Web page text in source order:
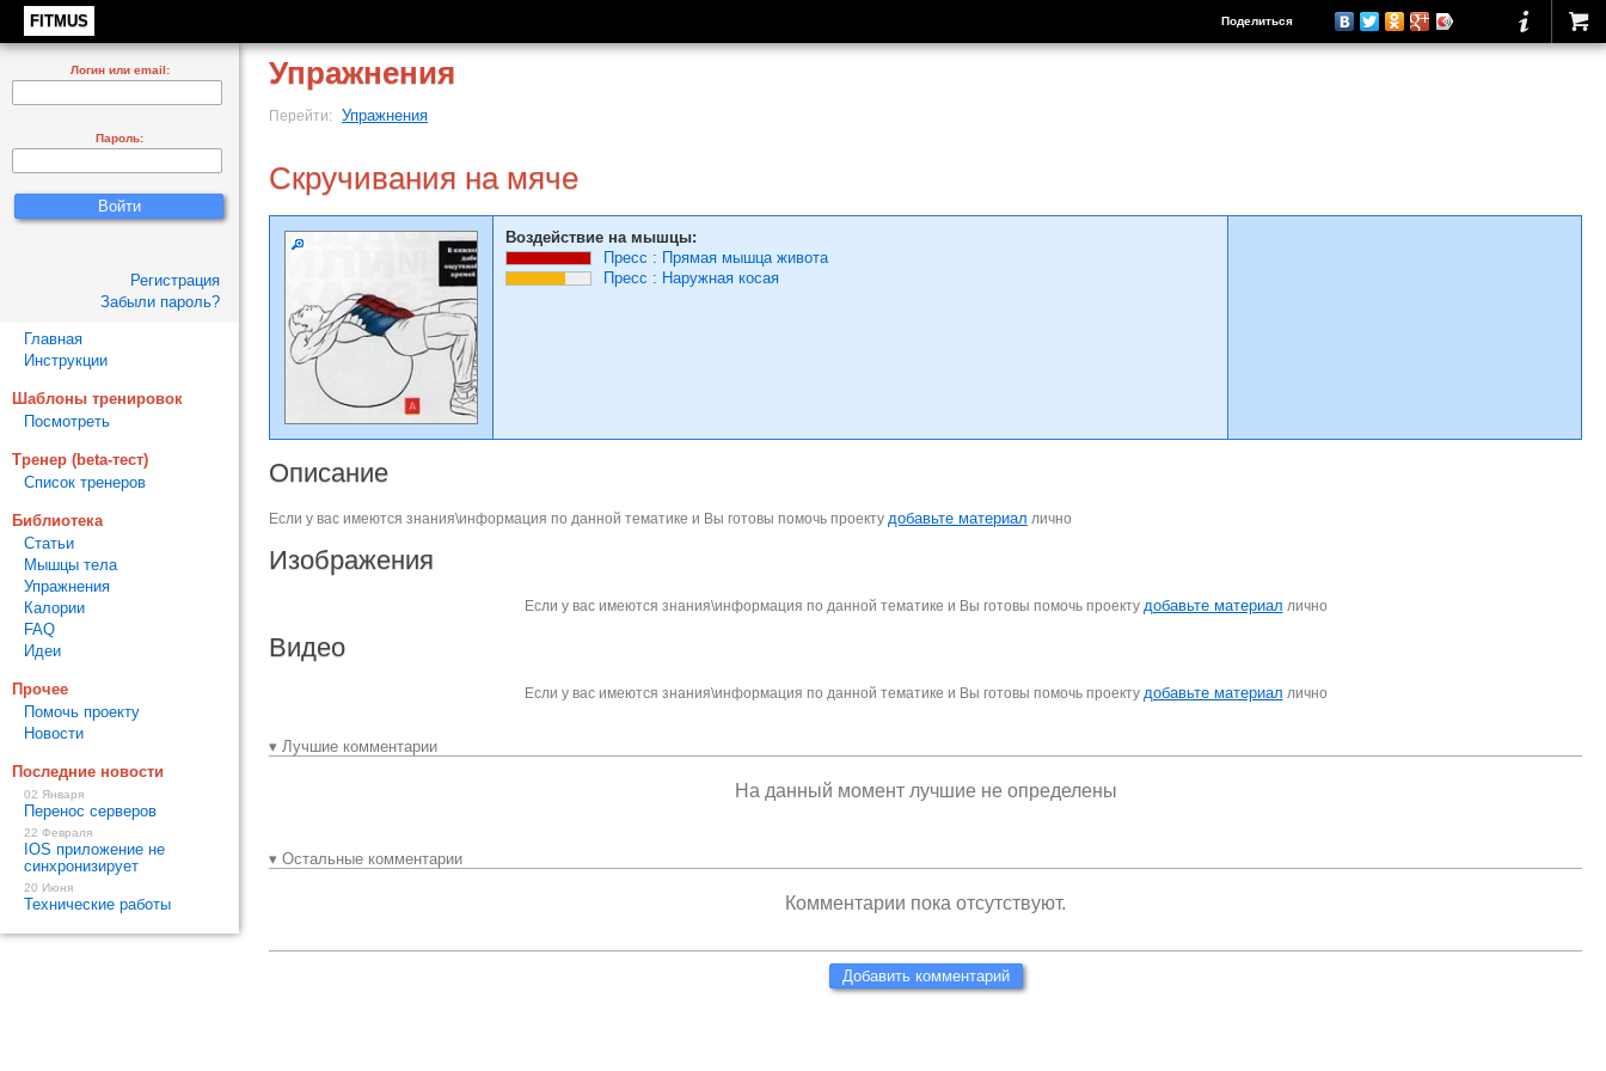
FITMUS Поделиться
Упражнения
Перейти: Упражнения
Скручивания на мяче
Воздействие на мышцы:
Пресс : Прямая мышца живота
Пресс : Наружная косая
Описание
Если у вас имеются знания\информация по данной тематике и Вы готовы помочь проекту добавьте материал лично
Изображения
Если у вас имеются знания\информация по данной тематике и Вы готовы помочь проекту добавьте материал лично
Видео
Если у вас имеются знания\информация по данной тематике и Вы готовы помочь проекту добавьте материал лично
▾ Лучшие комментарии
На данный момент лучшие не определены
▾ Остальные комментарии
Комментарии пока отсутствуют.
Добавить комментарий
Логин или email:
Пароль:
Регистрация
Забыли пароль?
Главная
Инструкции
Шаблоны тренировок
Посмотреть
Тренер (beta-тест)
Список тренеров
Библиотека
Статьи
Мышцы тела
Упражнения
Калории
FAQ
Идеи
Прочее
Помочь проекту
Новости
Последние новости
02 Января
Перенос серверов
22 Февраля
IOS приложение не
синхронизирует
20 Июня
Технические работы